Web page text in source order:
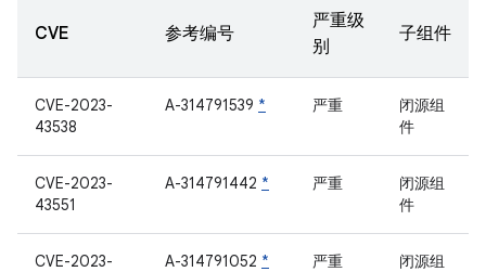
CVE 参考编号
严重级
别
子组件
CVE-2023-
43538
A-314791539 * 严重
闭源组
件
CVE-2023-
43551
A-314791442 * 严重
闭源组
件
CVE-2023-
A-314791052 * 严重
闭源组